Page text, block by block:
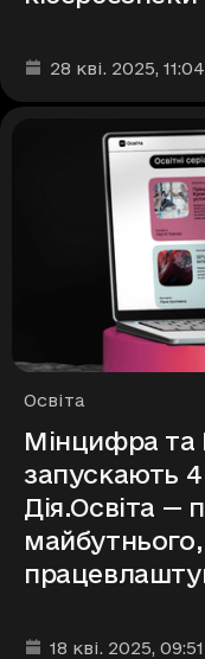
Дата та час
28 кві. 2025, 11:04
Рубрики
Освіта
Мінцифра та
запускають 4
Дія.Освіта —
Дата та час
18 кві. 2025, 09:51